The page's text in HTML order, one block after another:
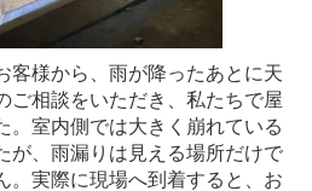
客様から、雨が降ったあとに天
ご相談をいただき、私たちで屋
。室内側では大きく崩れている
が、雨漏りは見える場所だけで
。実際に現場へ到着すると、お